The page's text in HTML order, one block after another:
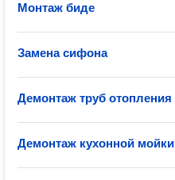
Монтаж биде
Замена сифона
Демонтаж труб отопления
Демонтаж кухонной мойки